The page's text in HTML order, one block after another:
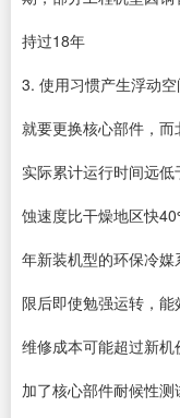
持过18年
3. 使用习惯产生浮动
就要更换核心部件，而
实际累计运行时间远
蚀速度比干燥地区快
年新装机型的环保冷
限后即使勉强运转，
维修成本可能超过新
加了核心部件耐候性